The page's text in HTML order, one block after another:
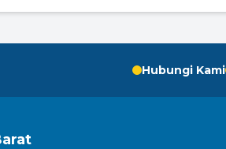
Hubungi Kami